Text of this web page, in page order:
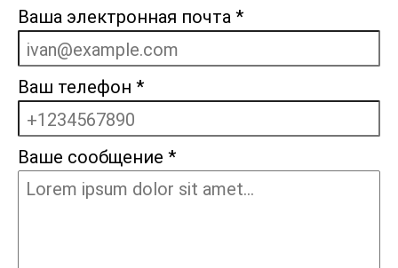
Ваша электронная почта *
Ваш телефон *
Ваше сообщение *